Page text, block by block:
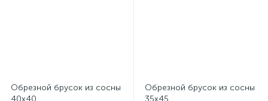
Обрезной брусок из сосны
40х40
Обрезной брусок из сосны
35х45